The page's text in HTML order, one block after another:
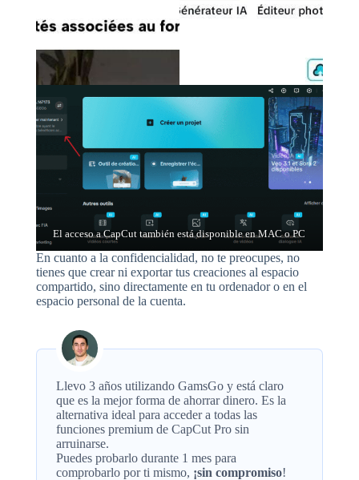
El acceso a CapCut también está disponible en MAC o PC
En cuanto a la confidencialidad, no te preocupes, no
tienes que crear ni exportar tus creaciones al espacio
compartido, sino directamente en tu ordenador o en el
espacio personal de la cuenta.
Llevo 3 años utilizando GamsGo y está claro
que es la mejor forma de ahorrar dinero. Es la
alternativa ideal para acceder a todas las
funciones premium de CapCut Pro sin
arruinarse.
Puedes probarlo durante 1 mes para
comprobarlo por ti mismo, ¡sin compromiso!